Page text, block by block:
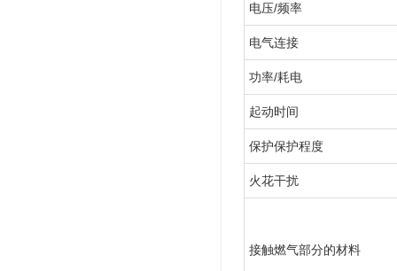
电压/频率
电气连接
功率/耗电
起动时间
保护保护程度
火花干扰
接触燃气部分的材料